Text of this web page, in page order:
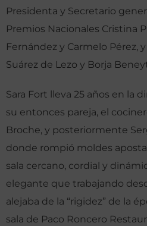
Presidenta y Secretario
Premios Nacionales Cristina
Fernández y Carmelo Pérez,
Suárez de Lezo y Borja
Sara Fort lleva 25 años en la
su entonces pareja, el
Broche, y posteriormente
donde rompió moldes
sala cercano, cordial y
elegante que trabajando
alejaba de la “rigidez” de la
sala de Paco Roncero